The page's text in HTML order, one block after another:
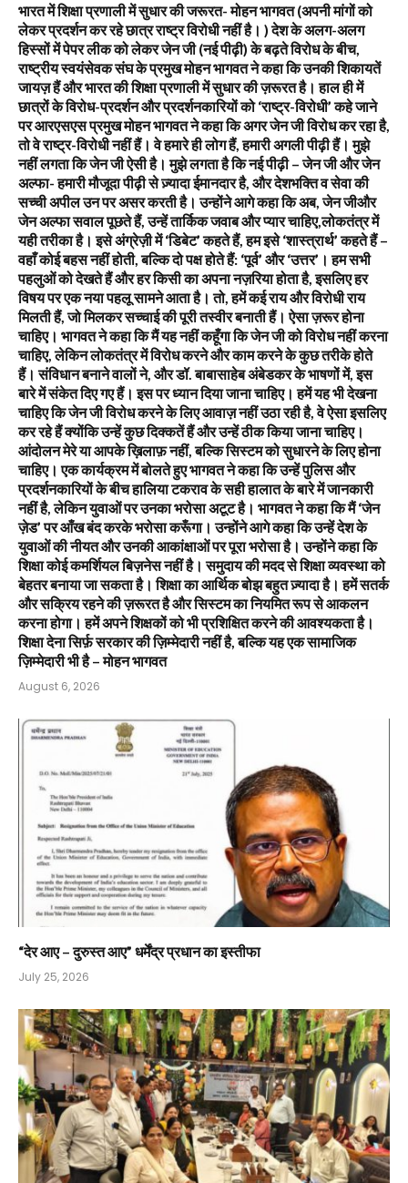
भारत में शिक्षा प्रणाली में सुधार की जरूरत- मोहन भागवत (अपनी मांगों को
लेकर प्रदर्शन कर रहे छात्र राष्ट्र विरोधी नहीं है। ) देश के अलग-अलग
हिस्सों में पेपर लीक को लेकर जेन जी (नई पीढ़ी) के बढ़ते विरोध के बीच,
राष्ट्रीय स्वयंसेवक संघ के प्रमुख मोहन भागवत ने कहा कि उनकी शिकायतें
जायज़ हैं और भारत की शिक्षा प्रणाली में सुधार की ज़रूरत है। हाल ही में
छात्रों के विरोध-प्रदर्शन और प्रदर्शनकारियों को ‘राष्ट्र-विरोधी’ कहे जाने
पर आरएसएस प्रमुख मोहन भागवत ने कहा कि अगर जेन जी विरोध कर रहा है,
तो वे राष्ट्र-विरोधी नहीं हैं। वे हमारे ही लोग हैं, हमारी अगली पीढ़ी हैं। मुझे
नहीं लगता कि जेन जी ऐसी है। मुझे लगता है कि नई पीढ़ी – जेन जी और जेन
अल्फा- हमारी मौजूदा पीढ़ी से ज़्यादा ईमानदार है, और देशभक्ति व सेवा की
सच्ची अपील उन पर असर करती है। उन्होंने आगे कहा कि अब, जेन जीऔर
जेन अल्फा सवाल पूछते हैं, उन्हें तार्किक जवाब और प्यार चाहिए,लोकतंत्र में
यही तरीका है। इसे अंग्रेज़ी में ‘डिबेट’ कहते हैं, हम इसे ‘शास्त्रार्थ’ कहते हैं –
वहाँ कोई बहस नहीं होती, बल्कि दो पक्ष होते हैं: ‘पूर्व’ और ‘उत्तर’। हम सभी
पहलुओं को देखते हैं और हर किसी का अपना नज़रिया होता है, इसलिए हर
विषय पर एक नया पहलू सामने आता है। तो, हमें कई राय और विरोधी राय
मिलती हैं, जो मिलकर सच्चाई की पूरी तस्वीर बनाती हैं। ऐसा ज़रूर होना
चाहिए। भागवत ने कहा कि मैं यह नहीं कहूँगा कि जेन जी को विरोध नहीं करना
चाहिए, लेकिन लोकतंत्र में विरोध करने और काम करने के कुछ तरीके होते
हैं। संविधान बनाने वालों ने, और डॉ. बाबासाहेब अंबेडकर के भाषणों में, इस
बारे में संकेत दिए गए हैं। इस पर ध्यान दिया जाना चाहिए। हमें यह भी देखना
चाहिए कि जेन जी विरोध करने के लिए आवाज़ नहीं उठा रही है, वे ऐसा इसलिए
कर रहे हैं क्योंकि उन्हें कुछ दिक्कतें हैं और उन्हें ठीक किया जाना चाहिए।
आंदोलन मेरे या आपके ख़िलाफ़ नहीं, बल्कि सिस्टम को सुधारने के लिए होना
चाहिए। एक कार्यक्रम में बोलते हुए भागवत ने कहा कि उन्हें पुलिस और
प्रदर्शनकारियों के बीच हालिया टकराव के सही हालात के बारे में जानकारी
नहीं है, लेकिन युवाओं पर उनका भरोसा अटूट है। भागवत ने कहा कि मैं ‘जेन
ज़ेड’ पर आँख बंद करके भरोसा करूँगा। उन्होंने आगे कहा कि उन्हें देश के
युवाओं की नीयत और उनकी आकांक्षाओं पर पूरा भरोसा है। उन्होंने कहा कि
शिक्षा कोई कमर्शियल बिज़नेस नहीं है। समुदाय की मदद से शिक्षा व्यवस्था को
बेहतर बनाया जा सकता है। शिक्षा का आर्थिक बोझ बहुत ज़्यादा है। हमें सतर्क
और सक्रिय रहने की ज़रूरत है और सिस्टम का नियमित रूप से आकलन
करना होगा। हमें अपने शिक्षकों को भी प्रशिक्षित करने की आवश्यकता है।
शिक्षा देना सिर्फ़ सरकार की ज़िम्मेदारी नहीं है, बल्कि यह एक सामाजिक
ज़िम्मेदारी भी है – मोहन भागवत
August 6, 2026
“देर आए – दुरुस्त आए” धर्मेंद्र प्रधान का इस्तीफा
July 25, 2026